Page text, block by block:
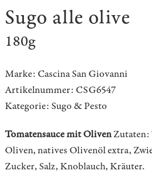
Sugo alle olive
180g
Marke: Cascina San Giovanni
Artikelnummer: CSG6547
Kategorie: Sugo & Pesto
Tomatensauce mit OlivenZutaten:
Oliven, natives Olivenöl extra,
Zucker, Salz, Knoblauch, Kräuter.